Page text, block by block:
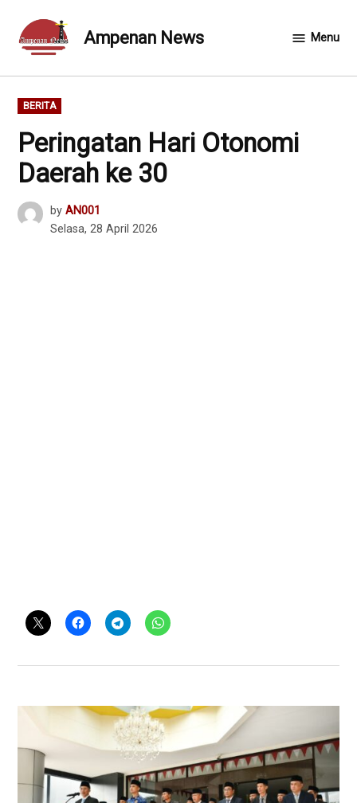
content
Ampenan News Menu
POSTED
IN
BERITA
Peringatan Hari Otonomi
Daerah ke 30
by AN001
Selasa, 28 April 2026